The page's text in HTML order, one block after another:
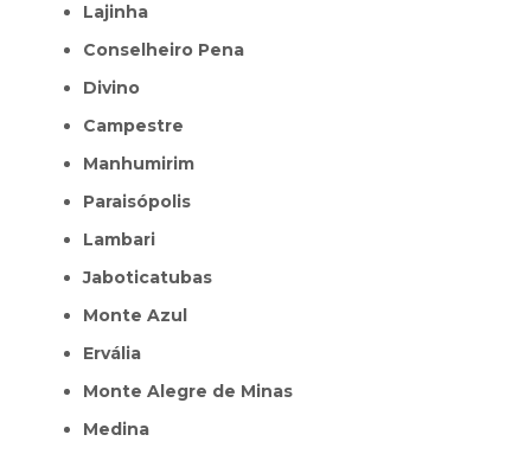
Lajinha
Conselheiro Pena
Divino
Campestre
Manhumirim
Paraisópolis
Lambari
Jaboticatubas
Monte Azul
Ervália
Monte Alegre de Minas
Medina